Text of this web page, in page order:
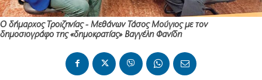
Ο δήμαρχος Τροιζηνίας - Μεθάνων Τάσος Μούγιος με τον
δημοσιογράφο της «δημοκρατίας» Βαγγέλη Φανίδη